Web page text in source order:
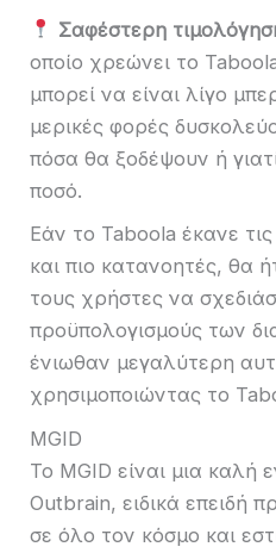
Σαφέστερη
οποίο χρεώνει το Taboola
μπορεί να είναι λίγο
μερικές φορές
πόσα θα ξοδέψουν ή
ποσό.
Εάν το Taboola έκανε τις
και πιο κατανοητές, θα
τους χρήστες να
προϋπολογισμούς των
ένιωθαν μεγαλύτερη
χρησιμοποιώντας το
MGID
Το MGID είναι μια καλή
Outbrain, ειδικά επειδή
σε όλο τον κόσμο και